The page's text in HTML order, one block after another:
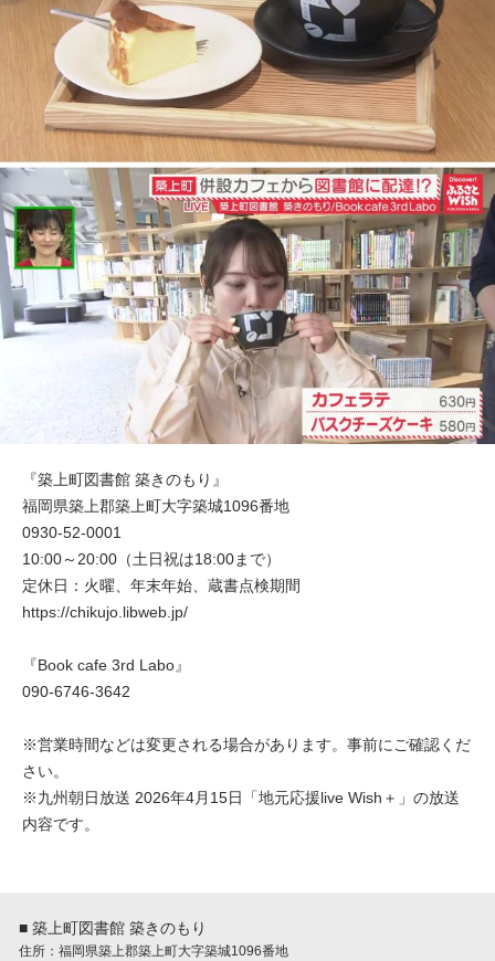
『築上町図書館 築きのもり』
福岡県築上郡築上町大字築城1096番地
0930-52-0001
10:00～20:00（土日祝は18:00まで）
定休日：火曜、年末年始、蔵書点検期間
https://chikujo.libweb.jp/
『Book cafe 3rd Labo』
090-6746-3642
※営業時間などは変更される場合があります。事前にご確認くだ
さい。
※九州朝日放送 2026年4月15日「地元応援live Wish＋」の放送
内容です。
■ 築上町図書館 築きのもり
住所：福岡県築上郡築上町大字築城1096番地